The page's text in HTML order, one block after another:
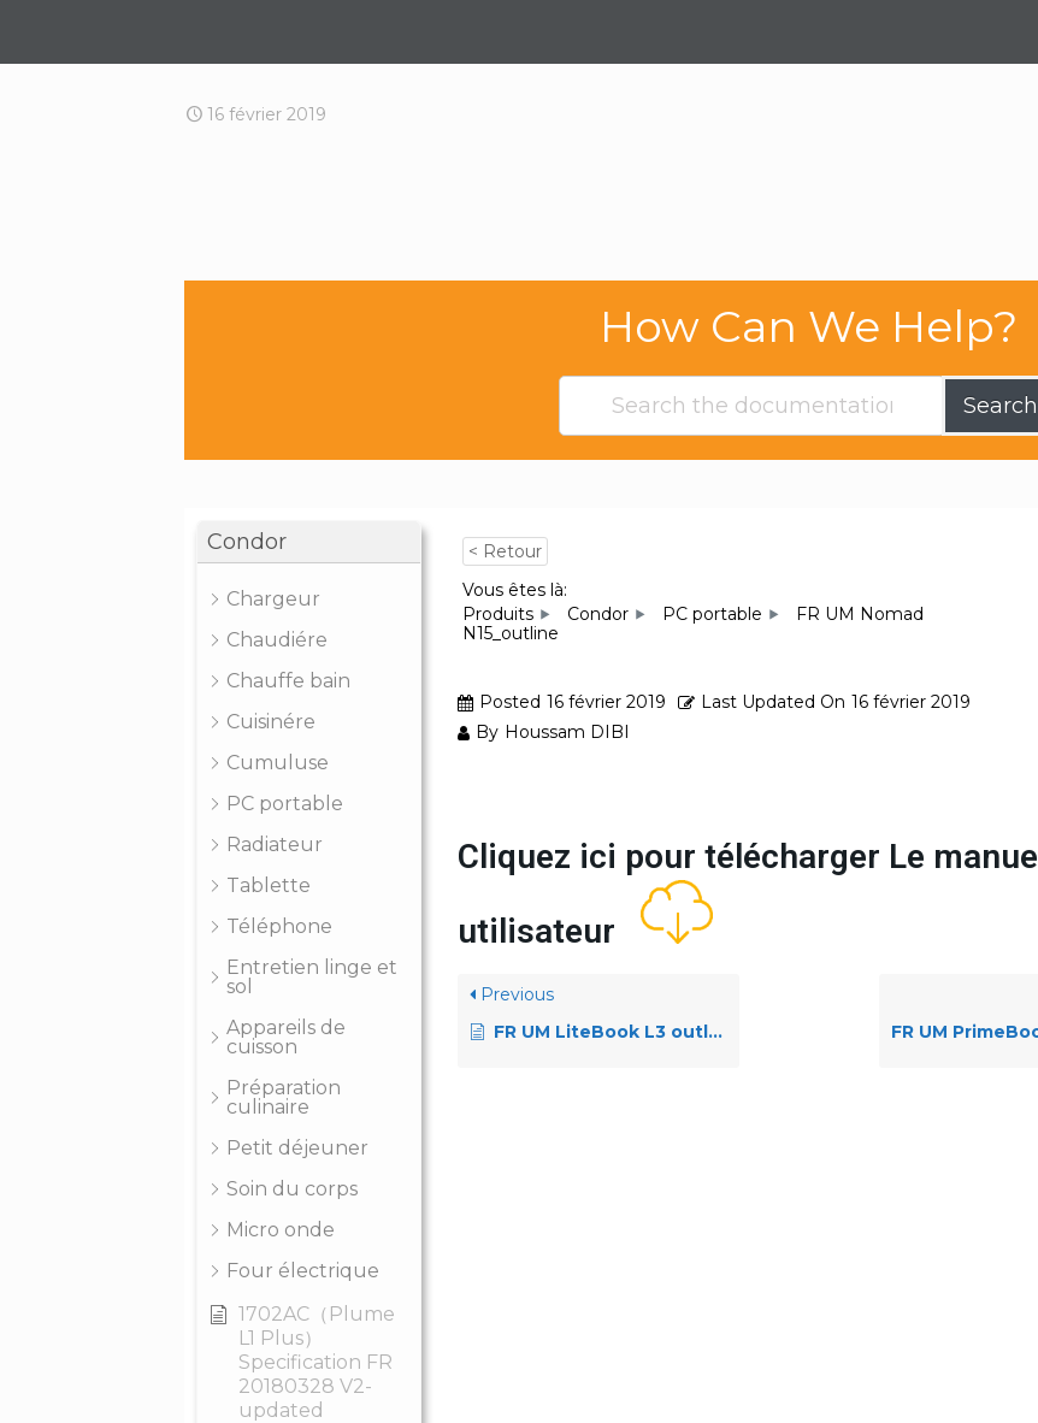
16 février 2019
How Can We Help?
Search
Condor
Chargeur
Chaudiére
Chauffe bain
Cuisinére
Cumuluse
PC portable
Radiateur
Tablette
Téléphone
Entretien linge et
sol
Appareils de
cuisson
Préparation
culinaire
Petit déjeuner
Soin du corps
Micro onde
Four électrique
1702AC（Plume
L1 Plus）
Specification FR
20180328 V2-
updated
< Retour
Vous êtes là:
Produits
Condor PC portable
FR UM Nomad
N15_outline
Posted 16 février 2019 Last Updated On 16 février 2019
By Houssam DIBI
Cliquez ici pour télécharger Le manuel
utilisateur
Previous
FR UM LiteBook L3 outline